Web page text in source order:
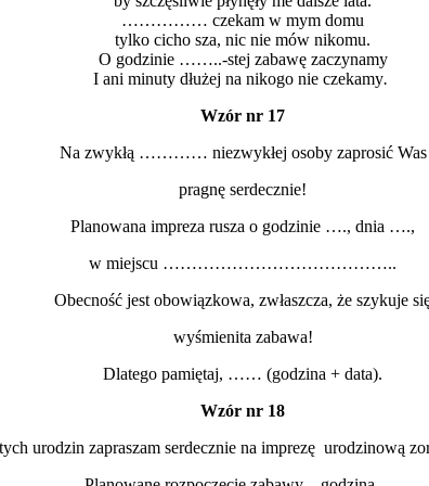
…………… czekam w mym domu
tylko cicho sza, nic nie mów nikomu.
O godzinie ……..-stej zabawę zaczynamy
I ani minuty dłużej na nikogo nie czekamy.
Wzór nr 17
Na zwykłą ………… niezwykłej osoby zaprosić Was
pragnę serdecznie!
Planowana impreza rusza o godzinie …., dnia ….,
w miejscu …………………………………..
Obecność jest obowiązkowa, zwłaszcza, że szykuje
wyśmienita zabawa!
Dlatego pamiętaj, …… (godzina + data).
Wzór nr 18
zapraszam serdecznie na imprezę urodzinową